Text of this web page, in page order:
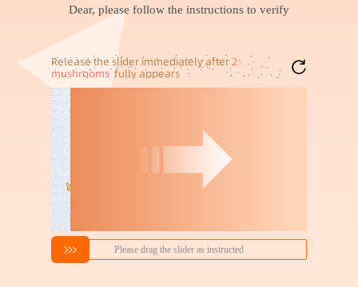
防紫外线皮肤衣可拆卸大
一次性PVC保鲜膜大卷美
容院商用超市水果家用食
品级一件起批发